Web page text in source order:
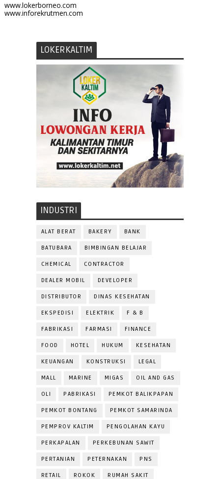
www.lokerborneo.com
www.inforekrutmen.com
LOKERKALTIM
INDUSTRI
ALAT BERAT BAKERY BANK
BATUBARA BIMBINGAN BELAJAR
CHEMICAL CONTRACTOR
DEALER MOBIL DEVELOPER
DISTRIBUTOR DINAS KESEHATAN
EKSPEDISI ELEKTRIK F & B
FABRIKASI FARMASI FINANCE
FOOD HOTEL HUKUM KESEHATAN
KEUANGAN KONSTRUKSI LEGAL
MALL MARINE MIGAS OIL AND GAS
OLI PABRIKASI PEMKOT BALIKPAPAN
PEMKOT BONTANG PEMKOT SAMARINDA
PEMPROV KALTIM PENGOLAHAN KAYU
PERKAPALAN PERKEBUNAN SAWIT
PERTANIAN PETERNAKAN PNS
RETAIL ROKOK RUMAH SAKIT